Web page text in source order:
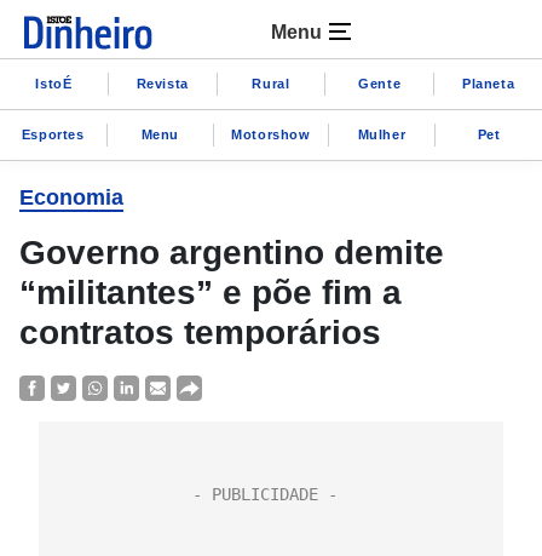
Menu
IstoÉ Revista Rural Gente Planeta
Esportes Menu Motorshow Mulher Pet
Economia
Governo argentino demite
“militantes” e põe fim a
contratos temporários